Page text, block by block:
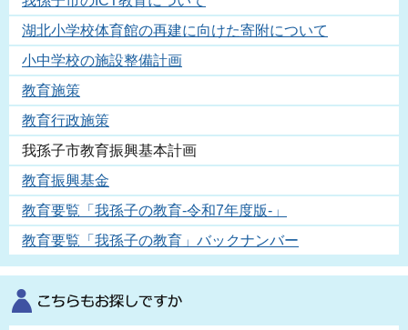
湖北小学校体育館の再建に向けた寄附について
小中学校の施設整備計画
教育施策
教育行政施策
我孫子市教育振興基本計画
教育振興基金
教育要覧「我孫子の教育-令和7年度版-」
教育要覧「我孫子の教育」バックナンバー